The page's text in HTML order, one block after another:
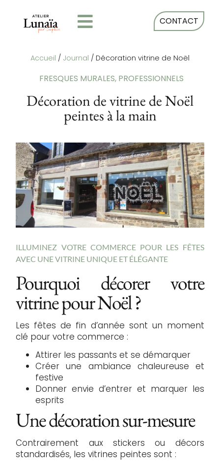
CONTACT
Accueil / Journal / Décoration vitrine de Noël
FRESQUES MURALES, PROFESSIONNELS
Décoration de vitrine de Noël
peintes à la main
ILLUMINEZ VOTRE COMMERCE POUR LES FÊTES
AVEC UNE VITRINE UNIQUE ET ÉLÉGANTE
Pourquoi décorer votre
vitrine pour Noël ?
Les fêtes de fin d’année sont un moment
clé pour votre commerce :
Attirer les passants et se démarquer
Créer une ambiance chaleureuse et
festive
Donner envie d’entrer et marquer les
esprits
Une décoration sur-mesure
Contrairement aux stickers ou décors
standardisés, les vitrines peintes sont :